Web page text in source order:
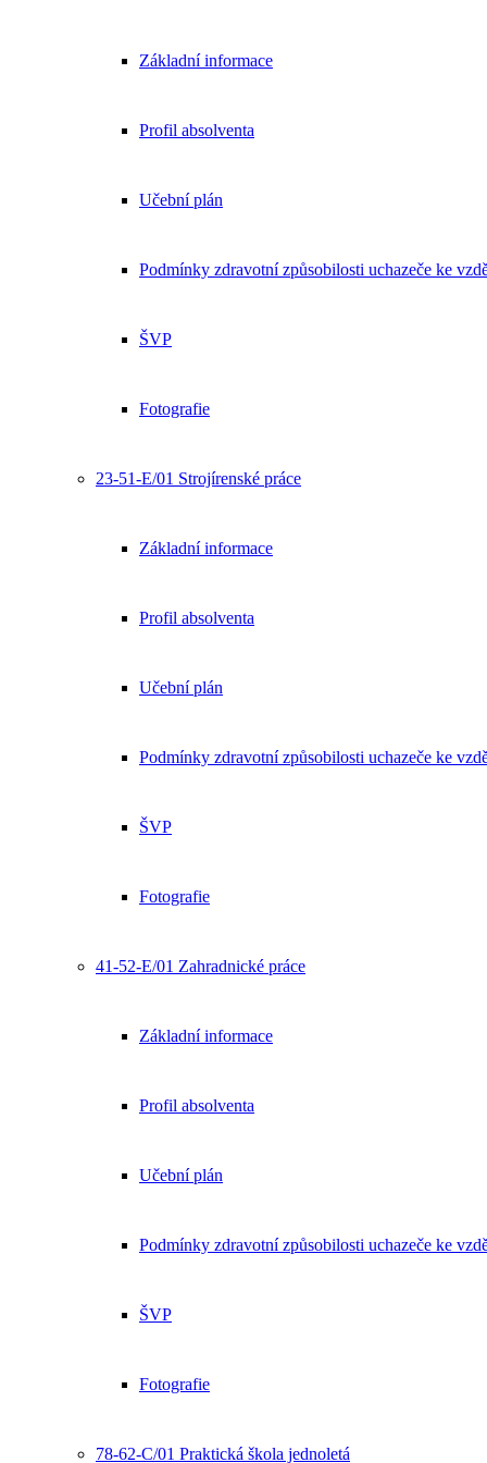
Základní informace
Profil absolventa
Učební plán
Podmínky zdravotní způsobilosti uchazeče ke
ŠVP
Fotografie
23-51-E/01 Strojírenské práce
Základní informace
Profil absolventa
Učební plán
Podmínky zdravotní způsobilosti uchazeče ke
ŠVP
Fotografie
41-52-E/01 Zahradnické práce
Základní informace
Profil absolventa
Učební plán
Podmínky zdravotní způsobilosti uchazeče ke
ŠVP
Fotografie
78-62-C/01 Praktická škola jednoletá